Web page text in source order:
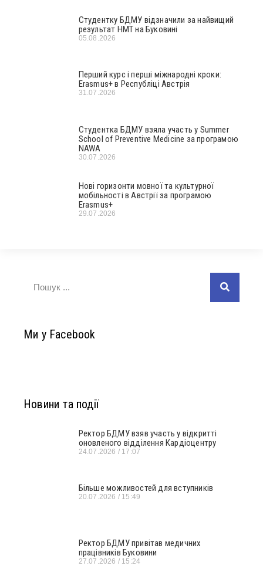
Студентку БДМУ відзначили за найвищий
результат НМТ на Буковині
05.08.2026
Перший курс і перші міжнародні кроки:
Erasmus+ в Республіці Австрія
31.07.2026
Студентка БДМУ взяла участь у Summer
School of Preventive Medicine за програмою
NAWA
30.07.2026
Нові горизонти мовної та культурної
мобільності в Австрії за програмою
Erasmus+
29.07.2026
Ми у Facebook
Новини та події
Ректор БДМУ взяв участь у відкритті
оновленого відділення Кардіоцентру
24.07.2026 17:07
Більше можливостей для вступників
20.07.2026 15:49
Ректор БДМУ привітав медичних
працівників Буковини
27.07.2026 15:24